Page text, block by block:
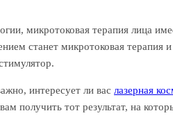
микротоковая терапия лица
станет микротоковая
интересует ли вас лазерная
получить тот результат, на